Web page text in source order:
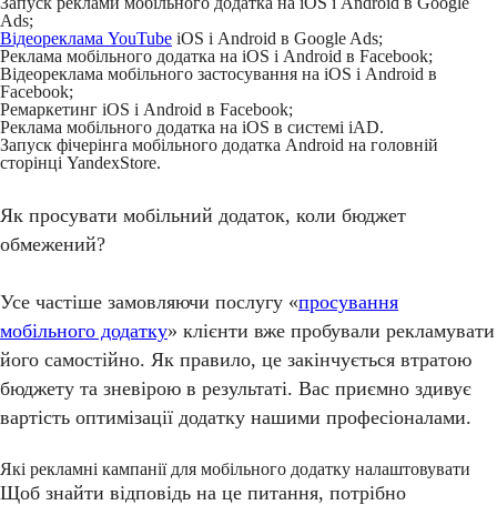
Ads;
Відеореклама YouTube iOS і Android в Google Ads;
Реклама мобільного додатка на iOS і Android в Facebook;
Відеореклама мобільного застосування на iOS і Android в
Facebook;
Ремаркетинг iOS і Android в Facebook;
Реклама мобільного додатка на iOS в системі iAD.
Запуск фічерінга мобільного додатка Android на головній
сторінці YandexStore.
Як просувати мобільний додаток, коли бюджет
обмежений?
Усе частіше замовляючи послугу «просування
мобільного додатку» клієнти вже пробували рекламувати
його самостійно. Як правило, це закінчується втратою
бюджету та зневірою в результаті. Вас приємно здивує
вартість оптимізації додатку нашими професіоналами.
Які рекламні кампанії для мобільного додатку налаштовувати
Щоб знайти відповідь на це питання, потрібно